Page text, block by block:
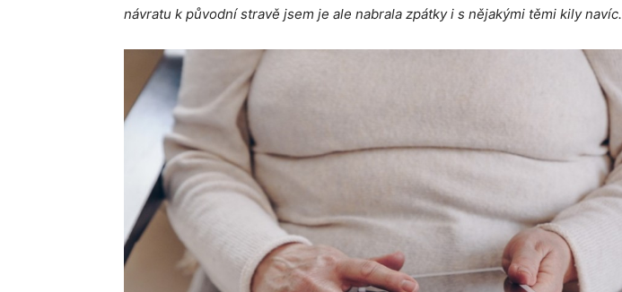
návratu k původní stravě jsem je ale nabrala zpátky i s nějakými těmi kily navíc.